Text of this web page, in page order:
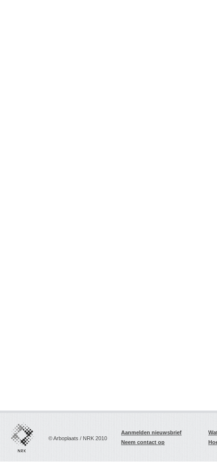
© Arboplaats / NRK 2010
Aanmelden nieuwsbrief
Neem contact op